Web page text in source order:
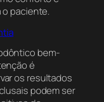
paciente.
bem-
é
os resultados
podem ser